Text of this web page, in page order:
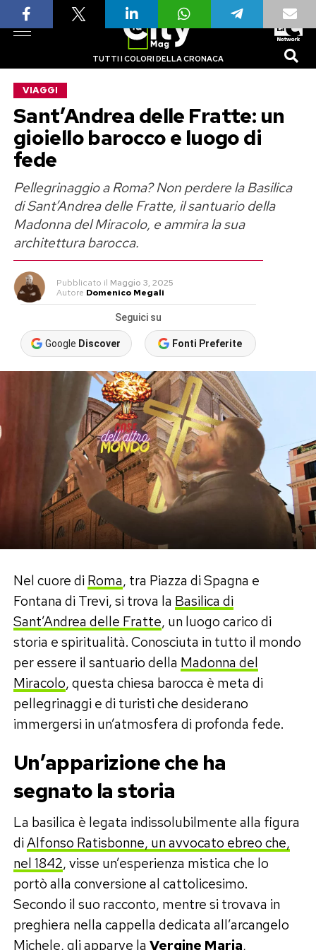
TUTTI I COLORI DELLA CRONACA
VIAGGI
Sant’Andrea delle Fratte: un
gioiello barocco e luogo di
fede
Pellegrinaggio a Roma? Non perdere la Basilica
di Sant’Andrea delle Fratte, il santuario della
Madonna del Miracolo, e ammira la sua
architettura barocca.
Pubblicato il Maggio 3, 2025
Autore Domenico Megali
Seguici su
Google Discover Fonti Preferite
Nel cuore diRoma, tra Piazza di Spagna e
Fontana di Trevi, si trova la Basilica di
Sant’Andrea delle Fratte, un luogo carico di
storia e spiritualità. Conosciuta in tutto il mondo
per essere il santuario della Madonna del
Miracolo, questa chiesa barocca è meta di
pellegrinaggi e di turisti che desiderano
immergersi in un’atmosfera di profonda fede.
Un’apparizione che ha
segnato la storia
La basilica è legata indissolubilmente alla figura
diAlfonso Ratisbonne, un avvocato ebreo che,
nel 1842, visse un’esperienza mistica che lo
portò alla conversione al cattolicesimo.
Secondo il suo racconto, mentre si trovava in
preghiera nella cappella dedicata all’arcangelo
Michele, gli apparve laVergine Maria,